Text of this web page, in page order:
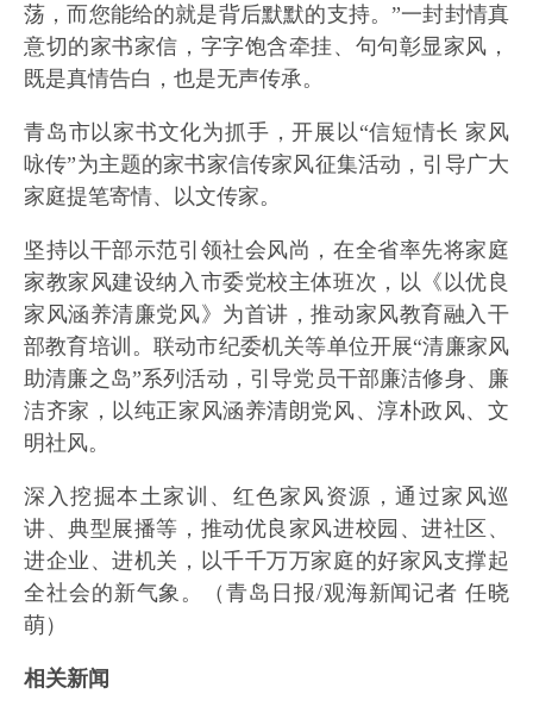
荡，而您能给的就是背后默默的支持。”一封封情真
意切的家书家信，字字饱含牵挂、句句彰显家风，
既是真情告白，也是无声传承。
青岛市以家书文化为抓手，开展以“信短情长 家风
咏传”为主题的家书家信传家风征集活动，引导广大
家庭提笔寄情、以文传家。
坚持以干部示范引领社会风尚，在全省率先将家庭
家教家风建设纳入市委党校主体班次，以《以优良
家风涵养清廉党风》为首讲，推动家风教育融入干
部教育培训。联动市纪委机关等单位开展“清廉家风
助清廉之岛”系列活动，引导党员干部廉洁修身、廉
洁齐家，以纯正家风涵养清朗党风、淳朴政风、文
明社风。
深入挖掘本土家训、红色家风资源，通过家风巡
讲、典型展播等，推动优良家风进校园、进社区、
进企业、进机关，以千千万万家庭的好家风支撑起
全社会的新气象。（青岛日报/观海新闻记者 任晓
萌）
相关新闻